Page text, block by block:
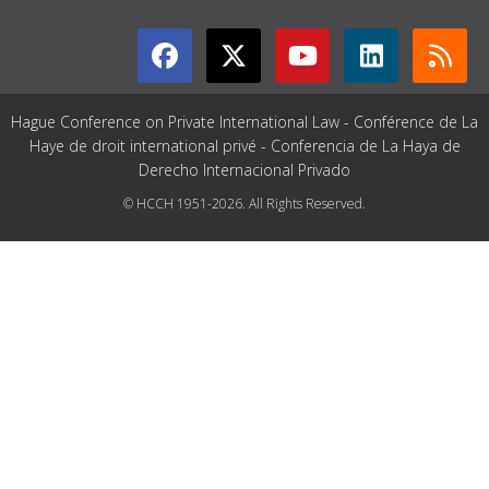
Hague Conference on Private International Law - Conférence de La
Haye de droit international privé - Conferencia de La Haya de
Derecho Internacional Privado
© HCCH 1951-2026. All Rights Reserved.